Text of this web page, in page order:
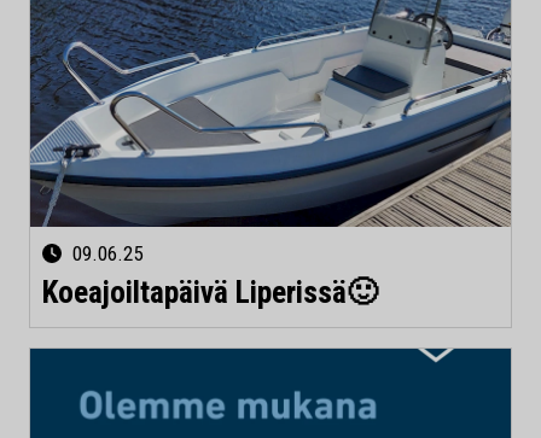
09.06.25
Koeajoiltapäivä Liperissä🙂